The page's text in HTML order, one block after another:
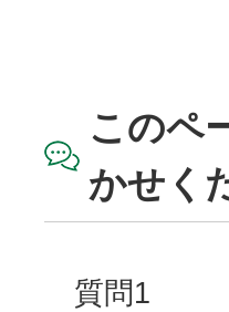
このペ
かせく
質問1